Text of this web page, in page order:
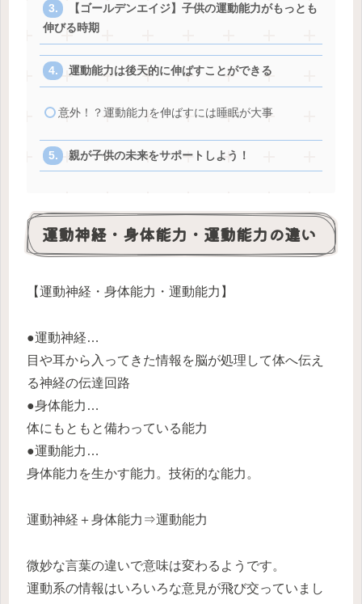
【ゴールデンエイジ】子供の運動能力がもっとも
伸びる時期
運動能力は後天的に伸ばすことができる
意外！？運動能力を伸ばすには睡眠が大事
親が子供の未来をサポートしよう！
運動神経・身体能力・運動能力の違い
【運動神経・身体能力・運動能力】
●運動神経…
目や耳から入ってきた情報を脳が処理して体へ伝え
る神経の伝達回路
●身体能力…
体にもともと備わっている能力
●運動能力…
身体能力を生かす能力。技術的な能力。
運動神経＋身体能力⇒運動能力
微妙な言葉の違いで意味は変わるようです。
運動系の情報はいろいろな意見が飛び交っていまし